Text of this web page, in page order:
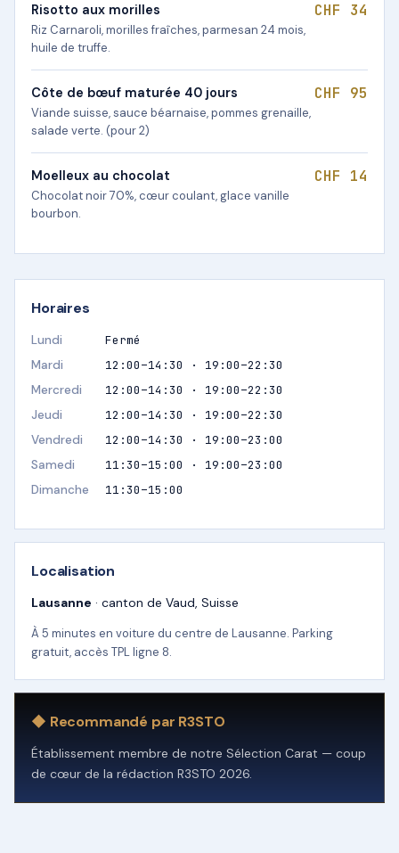
Risotto aux morilles
Riz Carnaroli, morilles fraîches, parmesan 24 mois,
huile de truffe.
CHF 34
Côte de bœuf maturée 40 jours
Viande suisse, sauce béarnaise, pommes grenaille,
salade verte. (pour 2)
CHF 95
Moelleux au chocolat
Chocolat noir 70%, cœur coulant, glace vanille
bourbon.
CHF 14
Horaires
Lundi
Fermé
Mardi
12:00–14:30 · 19:00–22:30
Mercredi
12:00–14:30 · 19:00–22:30
Jeudi
12:00–14:30 · 19:00–22:30
Vendredi
12:00–14:30 · 19:00–23:00
Samedi
11:30–15:00 · 19:00–23:00
Dimanche
11:30–15:00
Localisation
Lausanne · canton de Vaud, Suisse
À 5 minutes en voiture du centre de Lausanne. Parking
gratuit, accès TPL ligne 8.
◆ Recommandé par R3STO
Établissement membre de notre Sélection Carat — coup
de cœur de la rédaction R3STO 2026.